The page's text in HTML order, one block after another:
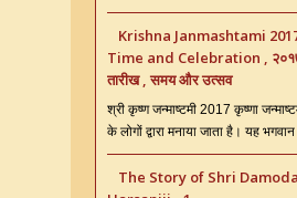
Krishna Janmashtami
Time and Celebration , २०१७
तारीख , समय और उत्सव
श्री कृष्ण जन्माष्टमी 2017 कृष्णा
के लोगों द्वारा मनाया जाता है। यह
The Story of Shri